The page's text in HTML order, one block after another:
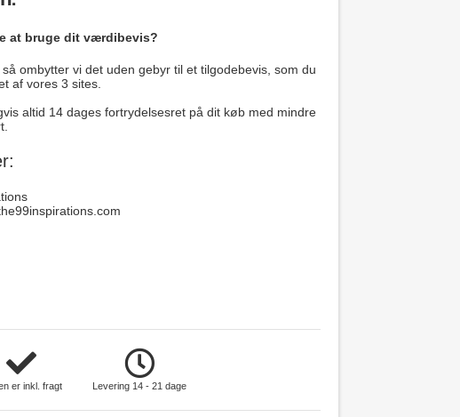
at bruge dit værdibevis?
ombytter vi det uden gebyr til et tilgodebevis, som du
af vores 3 sites.
altid 14 dages fortrydelsesret på dit køb med mindre
er inkl. fragt Levering 14 - 21 dage